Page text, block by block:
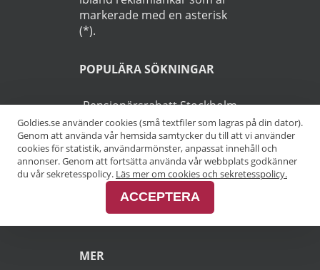
markerade med en asterisk
(*).
POPULÄRA SÖKNINGAR
Pensionärsrabatt Stockholm
Pensionärsrabatt Göteborg
Pensionärsrabatt Malmö
Pensionärsrabatt Skåne
MER
Goldies.se använder cookies (små textfiler som lagras på din dator).
Genom att använda vår hemsida samtycker du till att vi använder
cookies för statistik, användarmönster, anpassat innehåll och
annonser. Genom att fortsätta använda vår webbplats godkänner
du vår sekretesspolicy. Läs mer om cookies och sekretesspolicy.
ACCEPTERA